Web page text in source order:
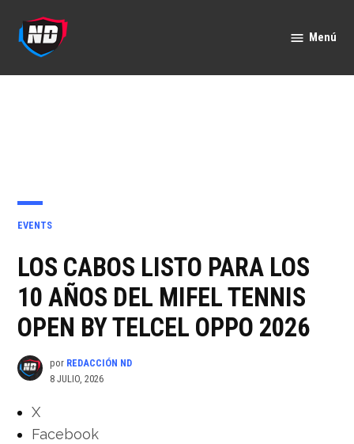
contenido
Menú
PUBLICADO
EVENTS
LOS CABOS LISTO PARA LOS
10 AÑOS DEL MIFEL TENNIS
OPEN BY TELCEL OPPO 2026
por REDACCIÓN ND
8 JULIO, 2026
X
Facebook